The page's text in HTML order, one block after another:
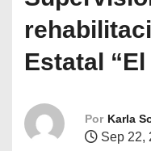
Estatal
Por Karla
Sep 22,